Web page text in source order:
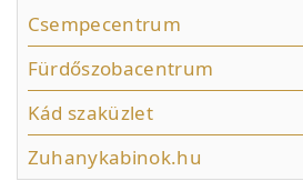
Csempecentrum
Fürdőszobacentrum
Kád szaküzlet
Zuhanykabinok.hu